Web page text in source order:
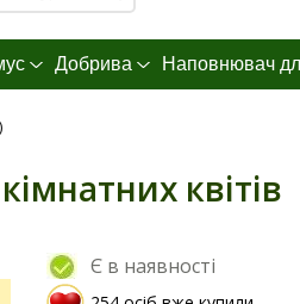
Добрива Наповнювач
квітів
Є в наявності